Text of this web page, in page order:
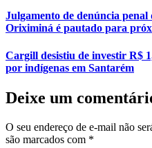
Julgamento de denúncia
Oriximiná é pautado para
Cargill desistiu de investir R$
por indígenas em Santarém
Deixe um
O seu endereço de e-mail não
são marcados com *